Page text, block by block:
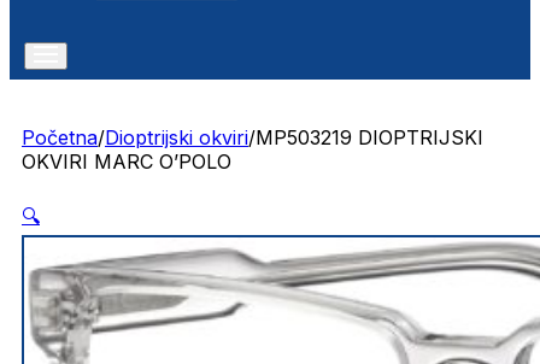
Početna/Dioptrijski okviri/MP503219 DIOPTRIJSKI
OKVIRI MARC O’POLO
🔍